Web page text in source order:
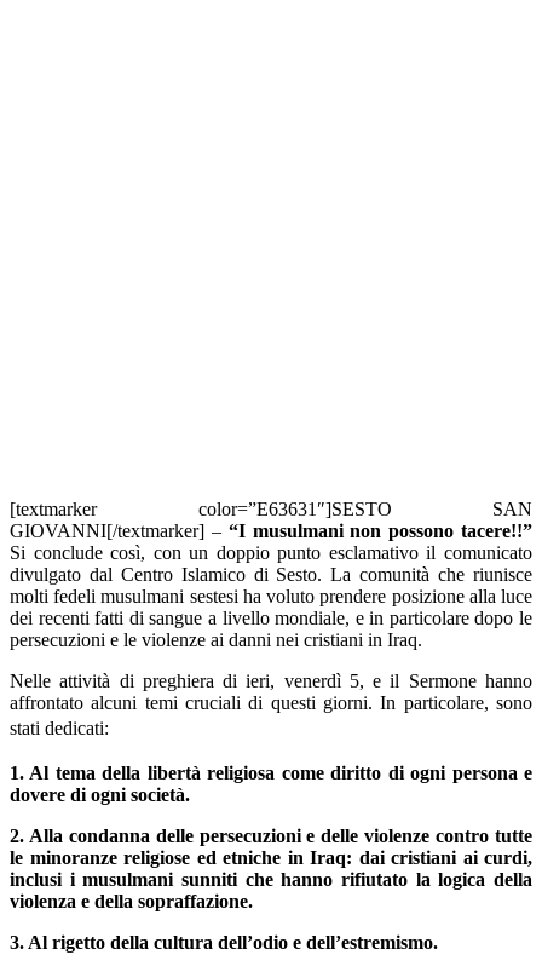
[textmarker color=”E63631″]SESTO SAN
GIOVANNI[/textmarker] – “I musulmani non possono tacere!!”
Si conclude così, con un doppio punto esclamativo il comunicato
divulgato dal Centro Islamico di Sesto. La comunità che riunisce
molti fedeli musulmani sestesi ha voluto prendere posizione alla luce
dei recenti fatti di sangue a livello mondiale, e in particolare dopo le
persecuzioni e le violenze ai danni nei cristiani in Iraq.
Nelle attività di preghiera di ieri, venerdì 5, e il Sermone hanno
affrontato alcuni temi cruciali di questi giorni. In particolare, sono
stati dedicati:
1. Al tema della libertà religiosa come diritto di ogni persona e
dovere di ogni società.
2. Alla condanna delle persecuzioni e delle violenze contro tutte
le minoranze religiose ed etniche in Iraq: dai cristiani ai curdi,
inclusi i musulmani sunniti che hanno rifiutato la logica della
violenza e della sopraffazione.
3. Al rigetto della cultura dell’odio e dell’estremismo.